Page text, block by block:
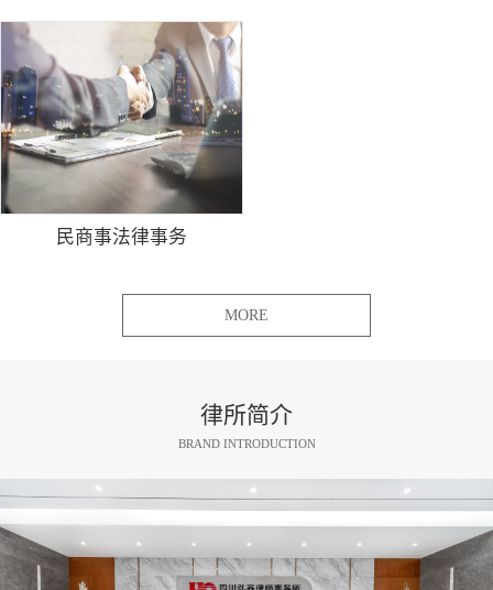
民商事法律事务
MORE
律所简介
BRAND INTRODUCTION